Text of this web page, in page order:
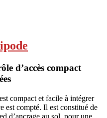
d’accès compact
compact et facile à intégrer
est compté. Il est constitué de
d’ancrage au sol, pour une